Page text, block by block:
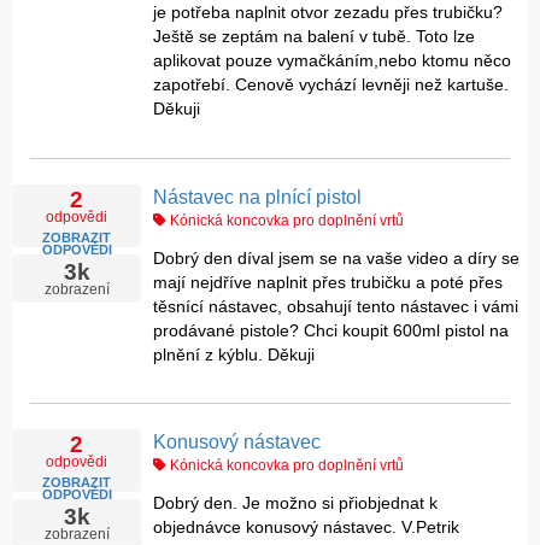
je potřeba naplnit otvor zezadu přes trubičku?
Ještě se zeptám na balení v tubě. Toto lze
aplikovat pouze vymačkáním,nebo ktomu něco
zapotřebí. Cenově vychází levněji než kartuše.
Děkuji
2
odpovědi
ZOBRAZIT
ODPOVĚDI
3k
zobrazení
Nástavec na plnící pistol
Kónická koncovka pro doplnění vrtů
Dobrý den díval jsem se na vaše video a díry se
mají nejdříve naplnit přes trubičku a poté přes
těsnící nástavec, obsahují tento nástavec i vámi
prodávané pistole? Chci koupit 600ml pistol na
plnění z kýblu. Děkuji
2
odpovědi
ZOBRAZIT
ODPOVĚDI
3k
zobrazení
Konusový nástavec
Kónická koncovka pro doplnění vrtů
Dobrý den. Je možno si přiobjednat k
objednávce konusový nástavec. V.Petrik